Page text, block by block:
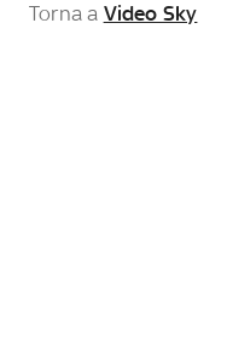
Torna a Video Sky